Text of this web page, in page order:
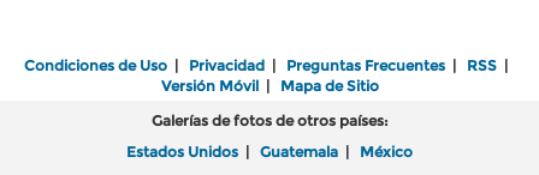
Condiciones de Uso | Privacidad | Preguntas Frecuentes | RSS |
Versión Móvil| Mapa de Sitio
Galerías de fotos de otros países:
Estados Unidos | Guatemala | México